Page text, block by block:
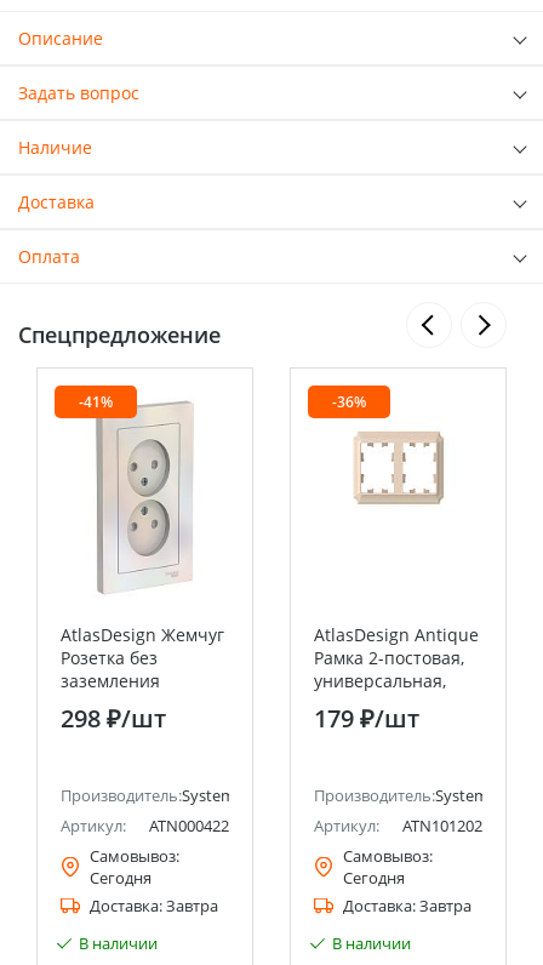
Описание
Задать вопрос
Наличие
Доставка
Оплата
Спецпредложение
(ранее Schneider Electric)
-41%
AtlasDesign Жемчуг
Розетка без
заземления
двойная,со
шторками,16А, (в
(Schneider Electric)
298 ₽/шт
Производитель:Systeme Electric (ранее Schneider Electric)
Артикул:
ATN000422
Самовывоз:
Сегодня
Доставка:Завтра
В наличии
-36%
AtlasDesign Antique
Рамка 2-постовая,
универсальная,
Песочный Systeme
Electric (Schneider
179 ₽/шт
Производитель:Systeme
Артикул:
ATN101202
Самовывоз:
Сегодня
Доставка:Завтра
В наличии